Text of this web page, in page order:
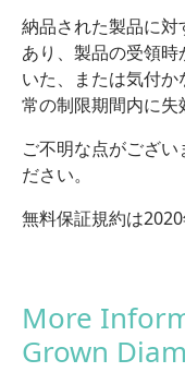
納品された製品に
あり、製品の受領
いた、または気付
常の制限期間内に失
ご不明な点がござ
ださい。
無料保証規約は
More
Grown